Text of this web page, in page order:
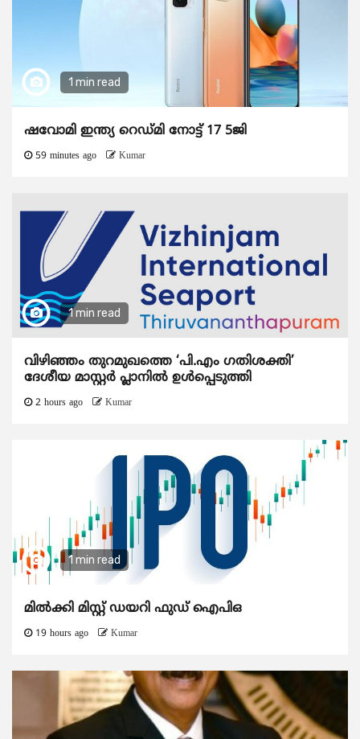
1 min read
ഷവോമി ഇന്ത്യ റെഡ്മി നോട്ട് 17 5ജി
59 minutes ago Kumar
1 min read
വിഴിഞ്ഞം തുറമുഖത്തെ ‘പി.എം ഗതിശക്തി’
ദേശീയ മാസ്റ്റർ പ്ലാനിൽ ഉൾപ്പെടുത്തി
2 hours ago Kumar
1 min read
മിൽക്കി മിസ്റ്റ് ഡയറി ഫുഡ് ഐപിഒ
19 hours ago Kumar